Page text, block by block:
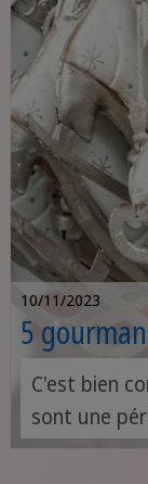
10/11/2023
5
entier
C'est bien
sont une
mieux que